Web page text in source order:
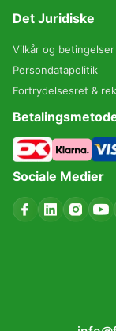
Det Juridiske
Vilkår og betingelser
Persondatapolitik
Fortrydelsesret &
Sociale Medier